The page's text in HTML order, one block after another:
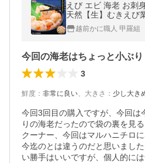
えび エビ 海老 お刺
天然【生】むきえび
尾 ※大小バラツキあ
ト利用 爆買
越前かに職人 甲羅組
今回の海老はちょっと小ぶり
3
鮮度 ： 非常に良い、 大きさ ： 少し大き
今回3回目の購入ですが、今回は
りの海老だったので袋の裏を見
クーナー、今回はマルハニチロ
今迄のとは違うのだと思いまし
い勝手はいいですが、個人的に